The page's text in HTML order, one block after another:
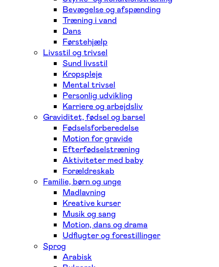
Bevægelse og afspænding
Træning i vand
Dans
Førstehjælp
Livsstil og trivsel
Sund livsstil
Kropspleje
Mental trivsel
Personlig udvikling
Karriere og arbejdsliv
Graviditet, fødsel og barsel
Fødselsforberedelse
Motion for gravide
Efterfødselstræning
Aktiviteter med baby
Forældreskab
Familie, børn og unge
Madlavning
Kreative kurser
Musik og sang
Motion, dans og drama
Udflugter og forestillinger
Sprog
Arabisk